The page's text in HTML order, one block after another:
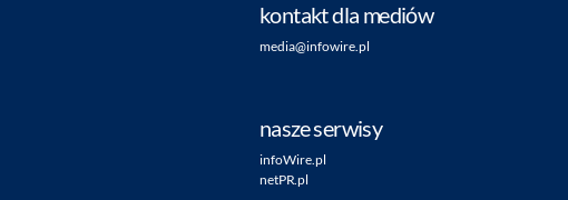
kontakt dla mediów
media@infowire.pl
nasze serwisy
infoWire.pl
netPR.pl